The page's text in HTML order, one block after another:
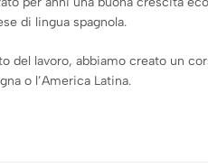
di lingua spagnola.
del lavoro, abbiamo creato un
o l’America Latina.